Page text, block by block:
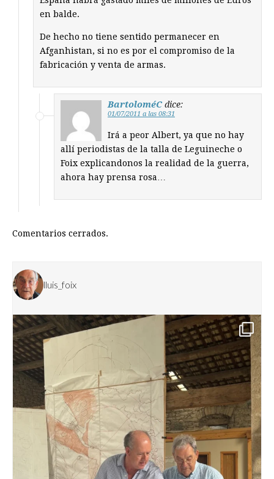
en balde.
De hecho no tiene sentido permanecer en
Afganhistan, si no es por el compromiso de la
fabricación y venta de armas.
BartoloméC dice:
01/07/2011 a las 08:31
Irá a peor Albert, ya que no hay
allí periodistas de la talla de Leguineche o
Foix explicandonos la realidad de la guerra,
ahora hay prensa rosa…
Comentarios cerrados.
lluis_foix